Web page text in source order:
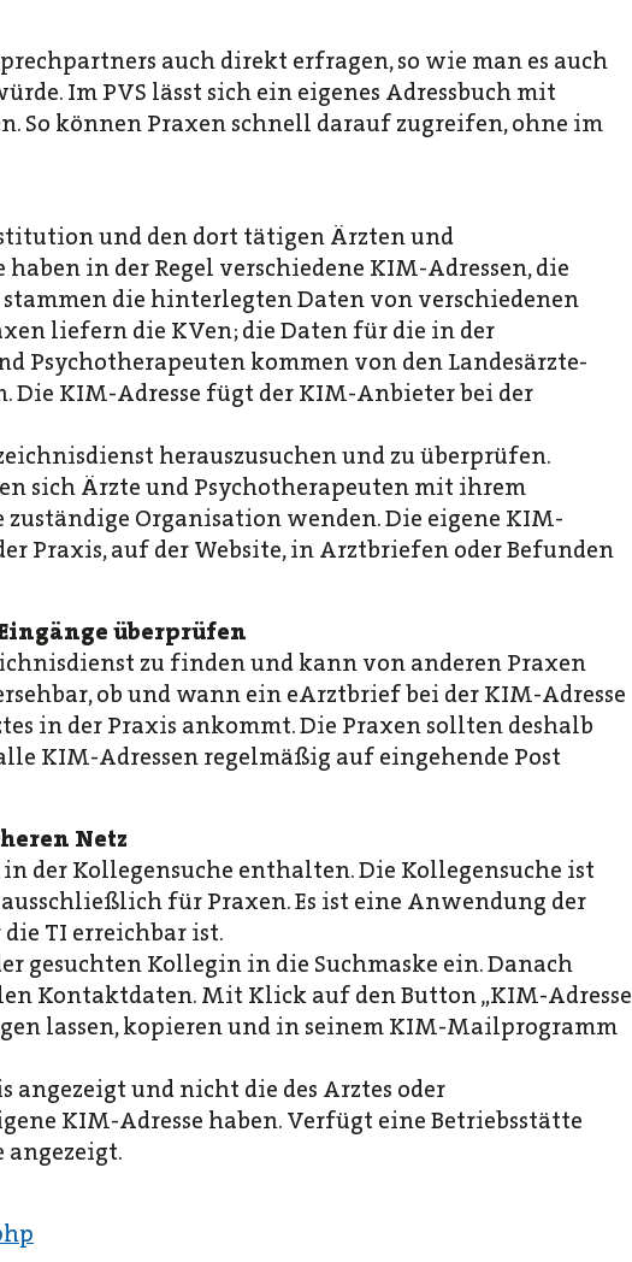
auch direkt erfragen, so wie man es auch
Im PVS lässt sich ein eigenes Adressbuch mit
So können Praxen schnell darauf zugreifen, ohne im
und den dort tätigen Ärzten und
in der Regel verschiedene KIM-Adressen, die
die hinterlegten Daten von verschiedenen
liefern die KVen; die Daten für die in der
Psychotherapeuten kommen von den Landesärzte-
Die KIM-Adresse fügt der KIM-Anbieter bei der
herauszusuchen und zu überprüfen.
sich Ärzte und Psychotherapeuten mit ihrem
Organisation wenden. Die eigene KIM-
Praxis, auf der Website, in Arztbriefen oder Befunden
überprüfen
zu finden und kann von anderen Praxen
ob und wann ein eArztbrief bei der KIM-Adresse
in der Praxis ankommt. Die Praxen sollten deshalb
KIM-Adressen regelmäßig auf eingehende Post
Netz
der Kollegensuche enthalten. Die Kollegensuche ist
für Praxen. Es ist eine Anwendung der
die TI erreichbar ist.
gesuchten Kollegin in die Suchmaske ein. Danach
Kontaktdaten. Mit Klick auf den Button „KIM-Adresse
lassen, kopieren und in seinem KIM-Mailprogramm
angezeigt und nicht die des Arztes oder
KIM-Adresse haben. Verfügt eine Betriebsstätte
angezeigt.